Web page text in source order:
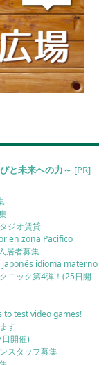
と未来への力～ [PR]
ジオ賃貸
en zona Pacifico
居者募集
idioma materno
ニック第4弾！(25日開
to test video games!
す
開催)
スタッフ募集